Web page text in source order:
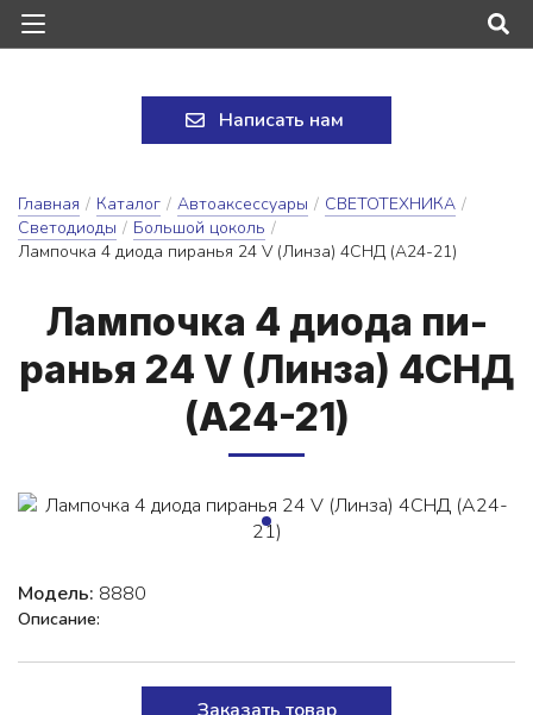
Написать нам
Главная / Каталог / Автоаксессуары / СВЕТОТЕХНИКА /
Светодиоды / Большой цоколь /
Лампочка 4 диода пиранья 24 V (Линза) 4СНД (A24-21)
Лам­почка 4 ди­о­да пи­
ранья 24 V (Лин­за) 4СНД
(A24-21)
Модель: 8880
Описание:
Заказать товар